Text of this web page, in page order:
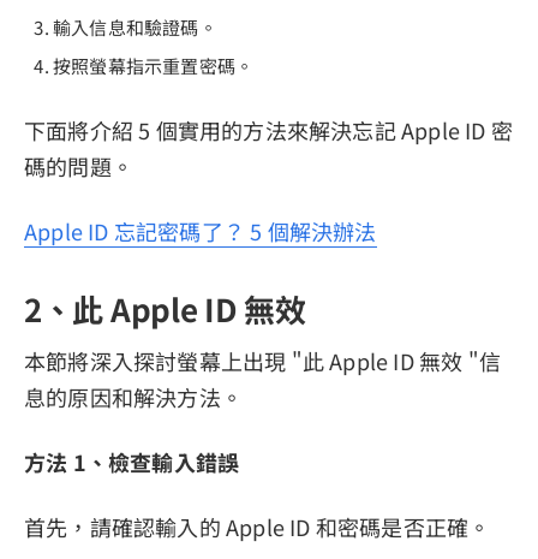
輸入信息和驗證碼。
按照螢幕指示重置密碼。
下面將介紹 5 個實用的方法來解決忘記 Apple ID 密
碼的問題。
Apple ID 忘記密碼了？ 5 個解決辦法
2、此 Apple ID 無效
本節將深入探討螢幕上出現 "此 Apple ID 無效 "信
息的原因和解決方法。
方法 1、檢查輸入錯誤
首先，請確認輸入的 Apple ID 和密碼是否正確。